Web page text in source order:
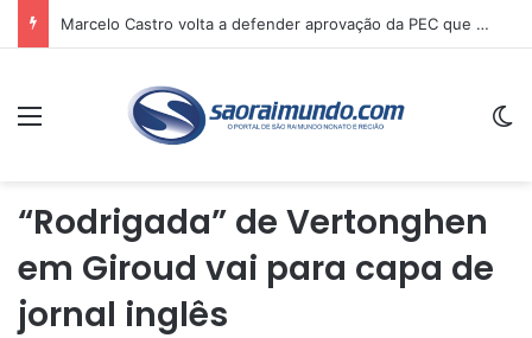
Marcelo Castro volta a defender aprovação da PEC que acaba com a escala 6×1 e avalia clima no Senado
Menu
“Rodrigada” de Vertonghen
em Giroud vai para capa de
jornal inglês